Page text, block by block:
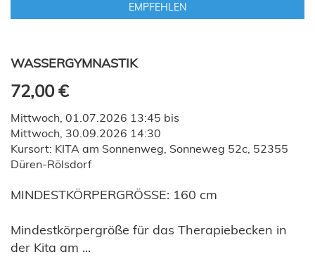
EMPFEHLEN
WASSERGYMNASTIK
72,00 €
Mittwoch, 01.07.2026 13:45 bis
Mittwoch, 30.09.2026 14:30
Kursort: KITA am Sonnenweg, Sonneweg 52c, 52355
Düren-Rölsdorf
MINDESTKÖRPERGRÖSSE: 160 cm
Mindestkörpergröße für das Therapiebecken in
der Kita am ...